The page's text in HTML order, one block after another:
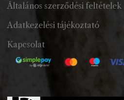
Általános szerződési feltételek
Adatkezelési tájékoztató
Kapcsolat